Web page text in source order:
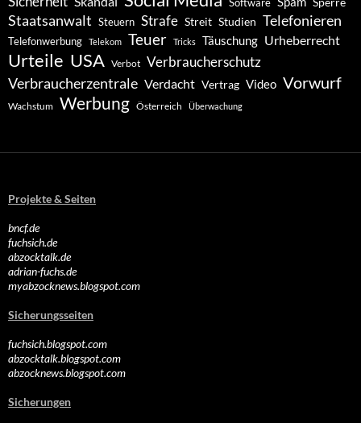
Software Sperre
Staatsanwalt Steuern Strafe Streit Studien Telefonieren
Telefonwerbung Telekom Teuer Tricks Täuschung Urheberrecht
Urteile USA Verbot Verbraucherschutz
Verbraucherzentrale Verdacht Vertrag Video Vorwurf
Wachstum Werbung Österreich Überwachung
Projekte & Seiten
bncf.de
fuchsich.de
abzocktalk.de
adrian-fuchs.de
myabzocknews.blogspot.com
Sicherungsseiten
fuchsich.blogspot.com
abzocktalk.blogspot.com
abzocknews.blogspot.com
Sicherungen